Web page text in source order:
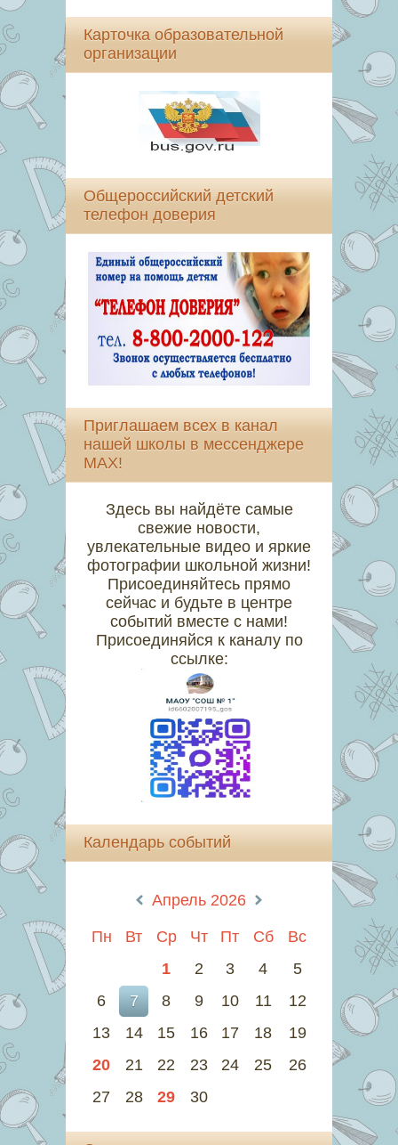
Карточка образовательной
организации
Общероссийский детский
телефон доверия
Приглашаем всех в канал
нашей школы в мессенджере
MAX!
Здесь вы найдёте самые
свежие новости,
увлекательные видео и яркие
фотографии школьной жизни!
Присоединяйтесь прямо
сейчас и будьте в центре
событий вместе с нами!
Присоединяйся к каналу по
ссылке:
Календарь событий
Апрель 2026
Пн Вт Ср Чт Пт Сб
Вс
1
2 3 4
5
6
7 8 9 10 11
12
13
14 15 16 17 18
19
20
21 22 23 24 25
26
27
28 29 30